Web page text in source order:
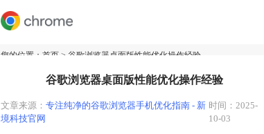
您的位置： 首页 > 谷歌浏览器桌面版性能优化操作经验
谷歌浏览器桌面版性能优化操作经验
文章来源： 专注纯净的谷歌浏览器手机优化指南 - 新
境科技官网
时间：2025-
10-03